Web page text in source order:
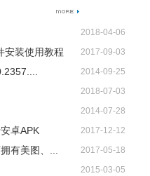
2018-04-06
安装使用教程 2017-09-03
2014-09-25
2018-07-03
2014-07-28
卓APK 2017-12-12
有美图、... 2017-05-18
2015-03-05